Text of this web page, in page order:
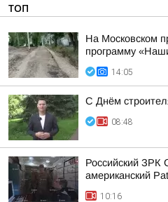
ТОП
На Московском
программу
14:05
С Днём
08:48
Российский ЗРК
американский
10:16